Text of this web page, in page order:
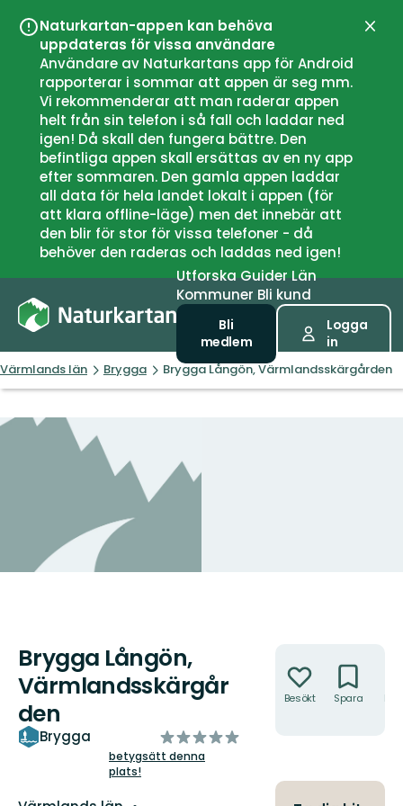
Naturkartan-appen kan behöva
uppdateras för vissa användare
Användare av Naturkartans app för Android
rapporterar i sommar att appen är seg mm.
Vi rekommenderar att man raderar appen
helt från sin telefon i så fall och laddar ned
igen! Då skall den fungera bättre. Den
befintliga appen skall ersättas av en ny app
efter sommaren. Den gamla appen laddar
all data för hela landet lokalt i appen (för
att klara offline-läge) men det innebär att
den blir för stor för vissa telefoner - då
behöver den raderas och laddas ned igen!
UtforskaGuiderLän
Kommuner Bli kund
Bli
medlem
Logga
in
Värmlands län Brygga Brygga Långön, Värmlandsskärgården
Brygga Långön,
Värmlandsskärgår
den
Brygga
av
5
betygsätt denna
plats!
Besökt Spara